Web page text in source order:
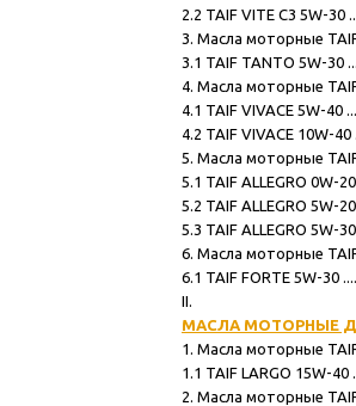
2.2 TAIF VITE C3 5W-30
3. Масла моторные TAIF
3.1 TAIF TANTO 5W-30
4. Масла моторные TAIF
4.1 TAIF VIVACE 5W-40
4.2 TAIF VIVACE 10W-40
5. Масла моторные TAIF
5.1 TAIF ALLEGRO 0W-20
5.2 TAIF ALLEGRO 5W-20
5.3 TAIF ALLEGRO 5W-30
6. Масла моторные TAIF
6.1 TAIF FORTE 5W-30
II.
МАСЛА МОТОРНЫЕ
1. Масла моторные TAIF
1.1 TAIF LARGO 15W-40
2. Масла моторные TAIF